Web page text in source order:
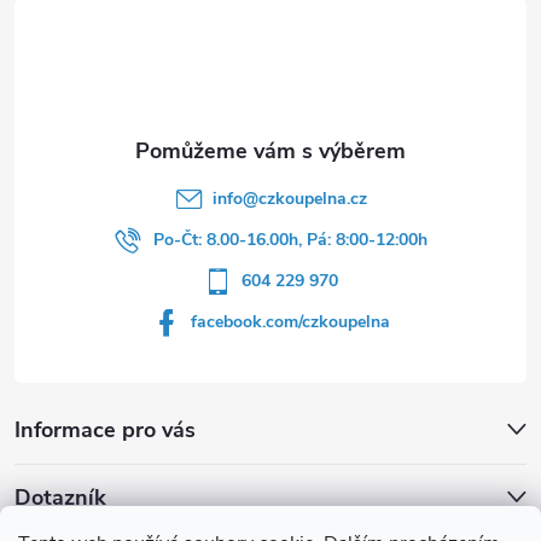
Informace pro vás
info@czkoupelna.cz
Po-Čt: 8.00-16.00h, Pá: 8:00-12:00h
604 229 970
facebook.com/czkoupelna
Dotazník